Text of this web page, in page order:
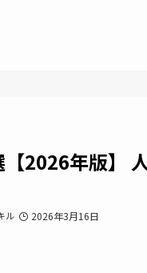
2026年版】
ル 2026年3月16日